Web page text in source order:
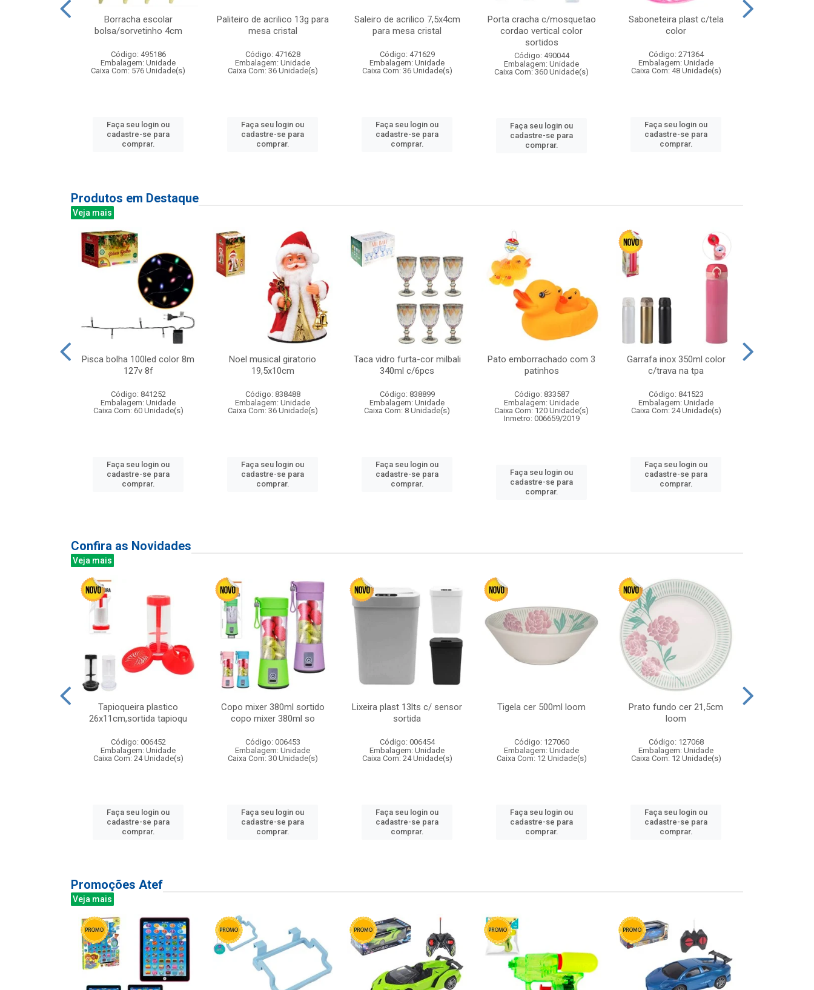
Borracha escolar
bolsa/sorvetinho 4cm
Código: 495186
Embalagem: Unidade
Caixa Com: 576 Unidade(s)
Faça seu login ou
cadastre-se para
comprar.
Paliteiro de acrilico 13g para
mesa cristal
Código: 471628
Embalagem: Unidade
Caixa Com: 36 Unidade(s)
Faça seu login ou
cadastre-se para
comprar.
Saleiro de acrilico 7,5x4cm
para mesa cristal
Código: 471629
Embalagem: Unidade
Caixa Com: 36 Unidade(s)
Faça seu login ou
cadastre-se para
comprar.
Porta cracha c/mosquetao
cordao vertical color
sortidos
Código: 490044
Embalagem: Unidade
Caixa Com: 360 Unidade(s)
Faça seu login ou
cadastre-se para
comprar.
Saboneteira plast c/tela
color
Código: 271364
Embalagem: Unidade
Caixa Com: 48 Unidade(s)
Faça seu login ou
cadastre-se para
comprar.
Produtos em Destaque
Veja mais
Pisca bolha 100led color 8m
127v 8f
Código: 841252
Embalagem: Unidade
Caixa Com: 60 Unidade(s)
Faça seu login ou
cadastre-se para
comprar.
Noel musical giratorio
19,5x10cm
Código: 838488
Embalagem: Unidade
Caixa Com: 36 Unidade(s)
Faça seu login ou
cadastre-se para
comprar.
Taca vidro furta-cor milbali
340ml c/6pcs
Código: 838899
Embalagem: Unidade
Caixa Com: 8 Unidade(s)
Faça seu login ou
cadastre-se para
comprar.
Pato emborrachado com 3
patinhos
Código: 833587
Embalagem: Unidade
Caixa Com: 120 Unidade(s)
Inmetro: 006659/2019
Faça seu login ou
cadastre-se para
comprar.
Garrafa inox 350ml color
c/trava na tpa
Código: 841523
Embalagem: Unidade
Caixa Com: 24 Unidade(s)
Faça seu login ou
cadastre-se para
comprar.
Confira as Novidades
Veja mais
Tapioqueira plastico
26x11cm,sortida tapioqu
Código: 006452
Embalagem: Unidade
Caixa Com: 24 Unidade(s)
Faça seu login ou
cadastre-se para
comprar.
Copo mixer 380ml sortido
copo mixer 380ml so
Código: 006453
Embalagem: Unidade
Caixa Com: 30 Unidade(s)
Faça seu login ou
cadastre-se para
comprar.
Lixeira plast 13lts c/ sensor
sortida
Código: 006454
Embalagem: Unidade
Caixa Com: 24 Unidade(s)
Faça seu login ou
cadastre-se para
comprar.
Tigela cer 500ml loom
Código: 127060
Embalagem: Unidade
Caixa Com: 12 Unidade(s)
Faça seu login ou
cadastre-se para
comprar.
Prato fundo cer 21,5cm
loom
Código: 127068
Embalagem: Unidade
Caixa Com: 12 Unidade(s)
Faça seu login ou
cadastre-se para
comprar.
Promoções Atef
Veja mais